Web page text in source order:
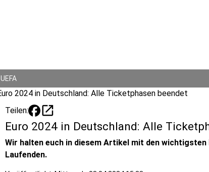
UEFA
Teilen: open_in_new
Euro 2024 in Deutschland: Alle
Wir halten euch in diesem Artikel mit den
Laufenden.